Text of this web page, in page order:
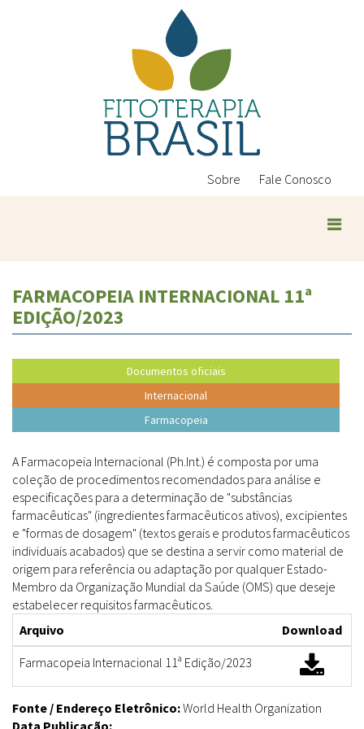
Sobre Fale Conosco
FARMACOPEIA INTERNACIONAL 11ª
EDIÇÃO/2023
Documentos oficiais
Internacional
Farmacopeia
A Farmacopeia Internacional (Ph.Int.) é composta por uma
coleção de procedimentos recomendados para análise e
especificações para a determinação de "substâncias
farmacêuticas" (ingredientes farmacêuticos ativos), excipientes
e "formas de dosagem" (textos gerais e produtos farmacêuticos
individuais acabados) que se destina a servir como material de
origem para referência ou adaptação por qualquer Estado-
Membro da Organização Mundial da Saúde (OMS) que deseje
estabelecer requisitos farmacêuticos.
Arquivo
Download
Farmacopeia Internacional 11ª Edição/2023
Fonte / Endereço Eletrônico:World Health Organization